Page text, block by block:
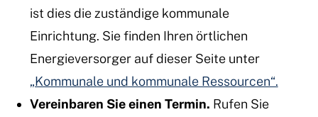
ist dies die zuständige kommunale
Einrichtung. Sie finden Ihren örtlichen
Energieversorger auf dieser Seite unter
„Kommunale und kommunale Ressourcen“.
Vereinbaren Sie einen Termin. Rufen Sie